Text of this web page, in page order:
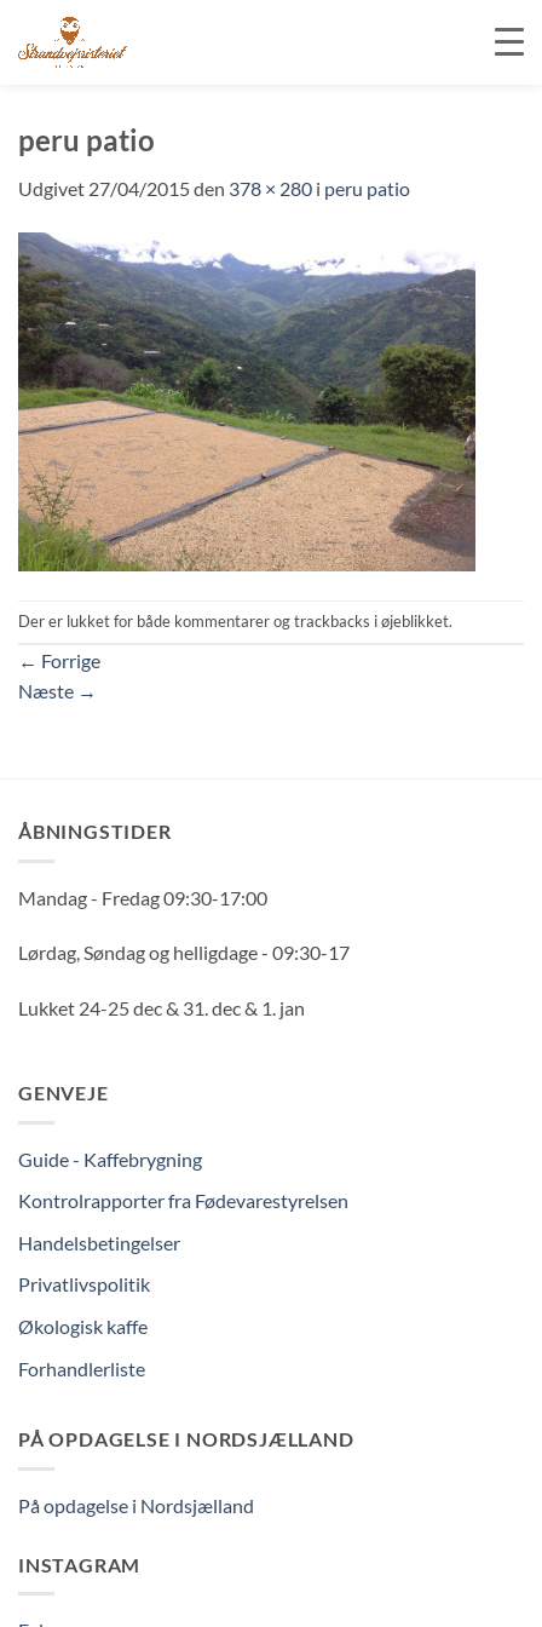
indhold
peru patio
Udgivet 27/04/2015den 378 × 280 i peru patio
Der er lukket for både kommentarer og trackbacks i øjeblikket.
← Forrige
Næste →
ÅBNINGSTIDER
Mandag - Fredag 09:30-17:00
Lørdag, Søndag og helligdage - 09:30-17
Lukket 24-25 dec & 31. dec & 1. jan
GENVEJE
Guide - Kaffebrygning
Kontrolrapporter fra Fødevarestyrelsen
Handelsbetingelser
Privatlivspolitik
Økologisk kaffe
Forhandlerliste
PÅ OPDAGELSE I NORDSJÆLLAND
På opdagelse i Nordsjælland
INSTAGRAM